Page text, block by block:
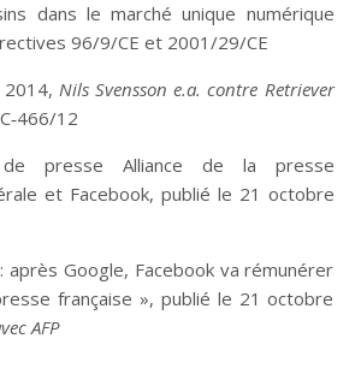
dans le marché unique numérique
96/9/CE et 2001/29/CE
2014,Nils Svensson e.a. contre Retriever
12
de presse Alliance de la presse
et Facebook, publié le 21 octobre
après Google, Facebook va rémunérer
française », publié le 21 octobre
AFP